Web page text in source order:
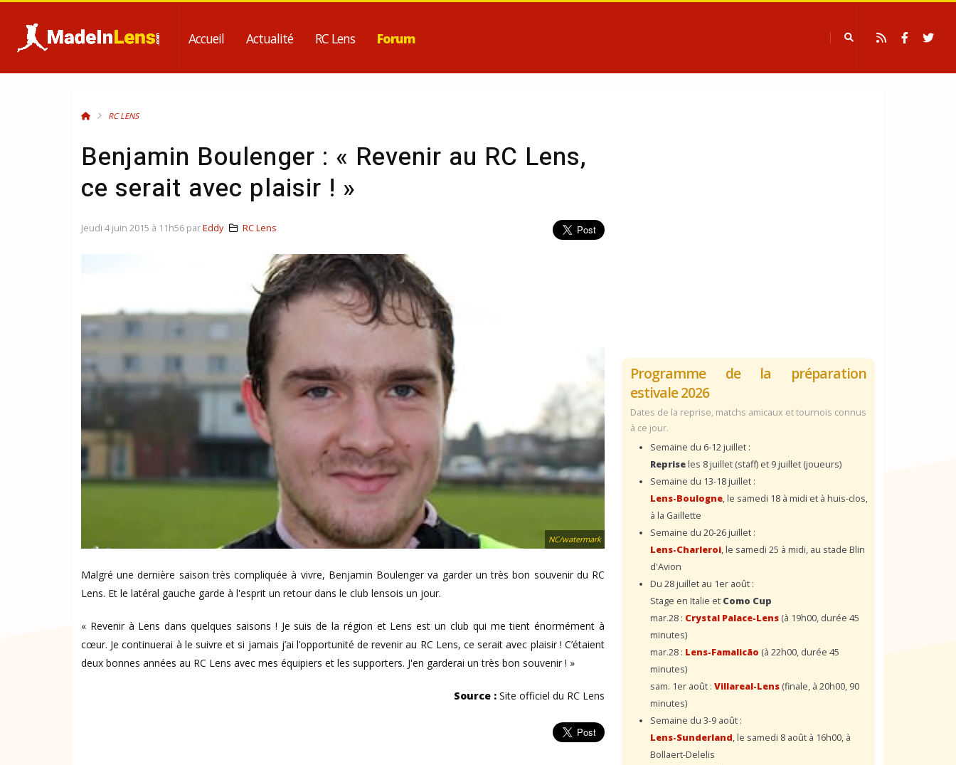
Accueil Actualité RC Lens Forum
RC LENS
Benjamin Boulenger : « Revenir au RC Lens,
ce serait avec plaisir ! »
NC/watermark
Malgré une dernière saison très compliquée à vivre, Benjamin Boulenger va garder un très bon souvenir du RC
Lens. Et le latéral gauche garde à l'esprit un retour dans le club lensois un jour.
« Revenir à Lens dans quelques saisons ! Je suis de la région et Lens est un club qui me tient énormément à
cœur. Je continuerai à le suivre et si jamais j’ai l’opportunité de revenir au RC Lens, ce serait avec plaisir ! C’étaient
deux bonnes années au RC Lens avec mes équipiers et les supporters. J'en garderai un très bon souvenir ! »
Source : Site officiel du RC Lens
Jeudi 4 juin 2015 à 11h56 parEddy RC Lens
Programme de la préparation
estivale 2026
Dates de la reprise, matchs amicaux et tournois connus
à ce jour.
Semaine du 6-12 juillet :
Repriseles 8 juillet (staff) et 9 juillet (joueurs)
Semaine du 13-18 juillet :
Lens-Boulogne, le samedi 18 à midi et à huis-clos,
à la Gaillette
Semaine du 20-26 juillet :
Lens-Charleroi, le samedi 25 à midi, au stade Blin
d'Avion
Du 28 juillet au 1er août :
Stage en Italie et Como Cup
mar.28 : Crystal Palace-Lens (à 19h00, durée 45
minutes)
mar.28 : Lens-Famalicão (à 22h00, durée 45
minutes)
sam. 1er août : Villareal-Lens (finale, à 20h00, 90
minutes)
Semaine du 3-9 août :
Lens-Sunderland, le samedi 8 août à 16h00, à
Bollaert-Delelis